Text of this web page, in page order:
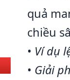
quả
chiều
• Ví dụ
• Giải